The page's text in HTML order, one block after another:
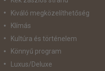
Kiváló megközelíthetőség
Klímás
Kultúra és történelem
Könnyű program
Luxus/Deluxe